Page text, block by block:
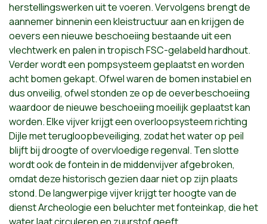
herstellingswerken uit te voeren. Vervolgens brengt de
aannemer binnenin een kleistructuur aan en krijgen de
oevers een nieuwe beschoeiing bestaande uit een
vlechtwerk en palen in tropisch FSC-gelabeld hardhout.
Verder wordt een pompsysteem geplaatst en worden
acht bomen gekapt. Ofwel waren de bomen instabiel en
dus onveilig, ofwel stonden ze op de oeverbeschoeiing
waardoor de nieuwe beschoeiing moeilijk geplaatst kan
worden. Elke vijver krijgt een overloopsysteem richting
Dijle met terugloopbeveiliging, zodat het water op peil
blijft bij droogte of overvloedige regenval. Ten slotte
wordt ook de fontein in de middenvijver afgebroken,
omdat deze historisch gezien daar niet op zijn plaats
stond. De langwerpige vijver krijgt ter hoogte van de
dienst Archeologie een beluchter met fonteinkap, die het